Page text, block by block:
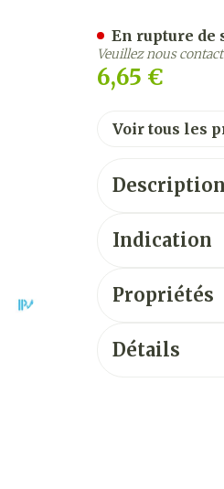
6,65 €
En rupture de
Veuillez nous
Voir tous les
Description
Indication
Propriétés
Détails